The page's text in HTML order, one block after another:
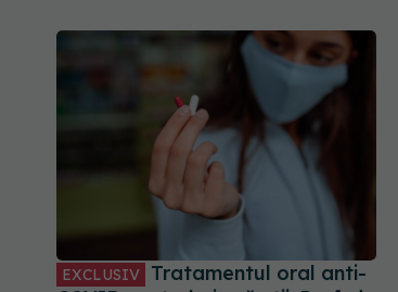
EXCLUSIV
Tratamentul oral anti-